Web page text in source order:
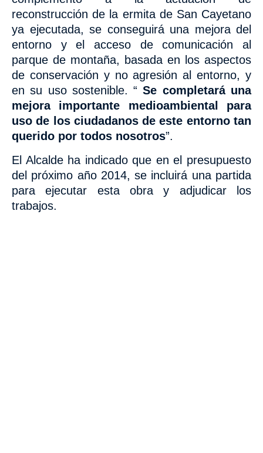
reconstrucción de la ermita de San Cayetano
ya ejecutada, se conseguirá una mejora del
entorno y el acceso de comunicación al
parque de montaña, basada en los aspectos
de conservación y no agresión al entorno, y
en su uso sostenible. “ Se completará una
mejora importante medioambiental para
uso de los ciudadanos de este entorno tan
querido por todos nosotros”.
El Alcalde ha indicado que en el presupuesto
del próximo año 2014, se incluirá una partida
para ejecutar esta obra y adjudicar los
trabajos.